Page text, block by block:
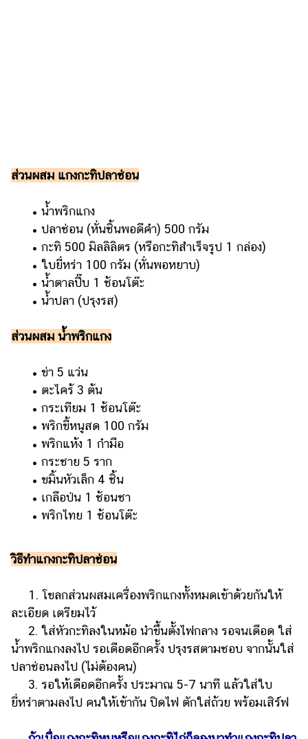
บ้าน
และ
ตกแต่ง
ถือ
ราคา
น้ำมัน
วา
แต่งงาน
แม่
และ
เด็ก
Infographic
บริการ
แอปฯ
กระปุก
คอร์ส
ออนไลน์
เลข
ส่วนผสม แกงกะทิปลาช่อน
​​ ​​​​ ​​​​​​•​ น้ำพริกแกง
​​ ​​​​ ​​​​​​•​ ปลาช่อน (หั่นชิ้นพอดีคำ) 500 กรัม
​​ ​​​​ ​​​​​​•​ กะทิ 500 มิลลิลิตร (หรือกะทิสำเร็จรูป 1 กล่อง)
​​ ​​​​ ​​​​​​•​ ใบยี่หร่า 100 กรัม (หั่นพอหยาบ)
​​ ​​​​ ​​​​​​•​ น้ำตาลปี๊บ 1 ช้อนโต๊ะ
​​ ​​​​ ​​​​​​•​ น้ำปลา (ปรุงรส)
ส่วนผสม น้ำพริกแกง
​​ ​​​​ ​​​​​​•​ ข่า 5 แว่น
​​ ​​​​ ​​​​​​•​ ตะไคร้ 3 ต้น
​​ ​​​​ ​​​​​​•​ กระเทียม 1 ช้อนโต๊ะ
​​ ​​​​ ​​​​​​•​ พริกขี้หนูสด 100 กรัม
​​ ​​​​ ​​​​​​•​ พริกแห้ง 1 กำมือ
​​ ​​​​ ​​​​​​•​ กระชาย 5 ราก
​​ ​​​​ ​​​​​​•​ ขมิ้นหัวเล็ก 4 ชิ้น
​​ ​​​​ ​​​​​​•​ เกลือป่น 1 ช้อนชา
​​ ​​​​ ​​​​​​•​ พริกไทย 1 ช้อนโต๊ะ
วิธีทำแกงกะทิปลาช่อน
1. โขลกส่วนผสมเครื่องพริกแกงทั้งหมดเข้าด้วยกันให้
ละเอียด เตรียมไว้
2. ใส่หัวกะทิลงในหม้อ นำขึ้นตั้งไฟกลาง รอจนเดือด ใส่
น้ำพริกแกงลงไป รอเดือดอีกครั้ง ปรุงรสตามชอบ จากนั้นใส่
ปลาช่อนลงไป (ไม่ต้องคน)
3. รอให้เดือดอีกครั้ง ประมาณ 5-7 นาที แล้วใส่ใบ
ยี่หร่าตามลงไป คนให้เข้ากัน ปิดไฟ ตักใส่ถ้วย พร้อมเสิร์ฟ